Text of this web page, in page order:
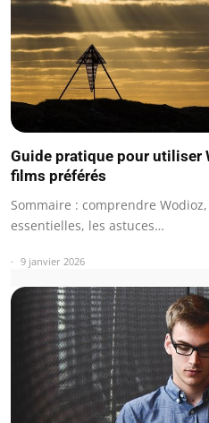
Guide pratique pour utiliser
films préférés
Sommaire : comprendre
essentielles, les astuces…
9 janvier 2026